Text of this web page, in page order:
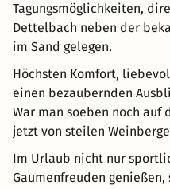
Tagungsmöglichkeiten,
Dettelbach neben der
im Sand gelegen.
Höchsten Komfort,
einen bezaubernden
War man soeben noch
jetzt von steilen
Im Urlaub nicht nur
Gaumenfreuden